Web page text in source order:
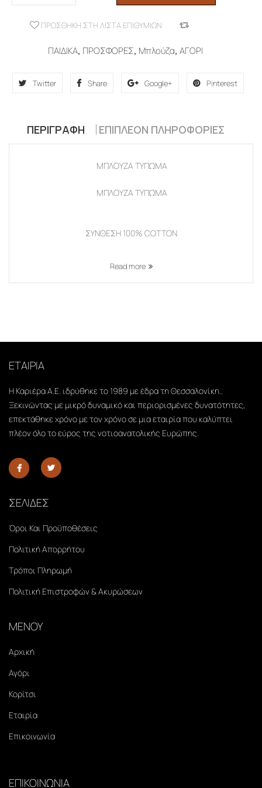
ΠΡΟΣΘΉΚΗ ΣΤΗ ΛΊΣΤΑ ΕΠΙΘΥΜΙΏΝ
ΠΑΙΔΙΚΑ, ΠΡΟΣΦΟΡΕΣ, Μπλούζα, ΑΓΟΡΙ
Twitter Share Google+ Pinterest
ΠΕΡΙΓΡΑΦΉ ΕΠΙΠΛΈΟΝ ΠΛΗΡΟΦΟΡΊΕΣ
ΜΠΛΟΥΖΑ ΤΥΠΩΜΑ
ΜΠΛΟΥΖΑ ΤΥΠΩΜΑ
ΣΥΝΘΕΣΗ 100% COTTON
Read more
ΕΤΑΙΡΙΑ
Η Καριέρα Α.Ε. ιδρύθηκε το 1989 με έδρα τη Θεσσαλονίκη..
Ξεκινώντας με μικρό δυναμικό και περιορισμένες δυνατότητες,
επεκτάθηκε χρόνο με τον χρόνο σε μια εταιρία που καλύπτει
πλέον όλο το εύρος της νοτιοανατολικής Ευρώπης.
ΣΕΛΙΔΕΣ
Όροι Και Προϋποθέσεις
Πολιτική Απορρήτου
Τρόποι Πληρωμή
Πολιτική Επιστροφών & Ακυρώσεων
ΜΕΝΟΥ
Αρχική
Αγόρι
Κορίτσι
Εταιρία
Επικοινωνία
ΕΠΙΚΟΙΝΩΝΙΑ